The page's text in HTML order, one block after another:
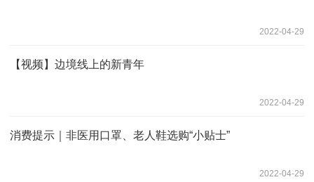
2022-04-29
【视频】边境线上的新青年
2022-04-29
消费提示｜非医用口罩、老人鞋选购“小贴士”
2022-04-29